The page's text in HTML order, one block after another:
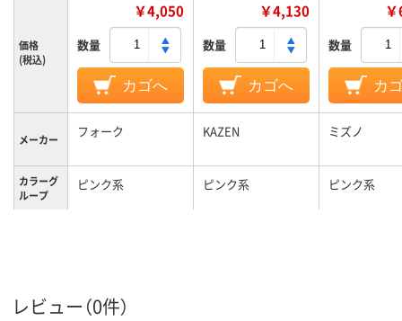
価格
(税込)
￥4,050
数量
カゴへ
￥4,130
数量
カゴへ
数量
カ
メーカー フォーク KAZEN ミズノ
カラーグ
ループ
ピンク系 ピンク系 ピンク系
レビュー（0件）